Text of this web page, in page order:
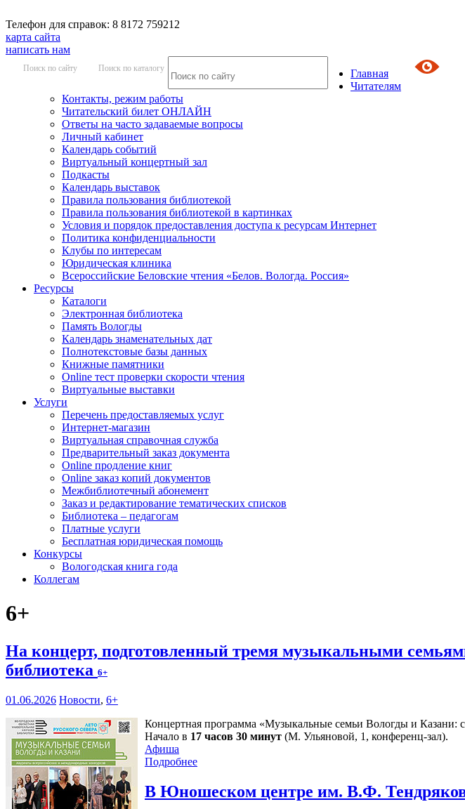
Телефон для справок: 8 8172 759212
карта сайта
написать нам
Поиск по сайту Поиск по каталогу
Главная
Читателям
Контакты, режим работы
Читательский билет ОНЛАЙН
Ответы на часто задаваемые вопросы
Личный кабинет
Календарь событий
Виртуальный концертный зал
Подкасты
Календарь выставок
Правила пользования библиотекой
Правила пользования библиотекой в картинках
Условия и порядок предоставления доступа к ресурсам Интернет
Политика конфиденциальности
Клубы по интересам
Юридическая клиника
Всероссийские Беловские чтения «Белов. Вологда. Россия»
Ресурсы
Каталоги
Электронная библиотека
Память Вологды
Календарь знаменательных дат
Полнотекстовые базы данных
Книжные памятники
Online тест проверки скорости чтения
Виртуальные выставки
Услуги
Перечень предоставляемых услуг
Интернет-магазин
Виртуальная справочная служба
Предварительный заказ документа
Online продление книг
Online заказ копий документов
Межбиблиотечный абонемент
Заказ и редактирование тематических списков
Библиотека – педагогам
Платные услуги
Бесплатная юридическая помощь
Конкурсы
Вологодская книга года
Коллегам
6+
На концерт, подготовленный тремя музыкальными
библиотека 6+
01.06.2026 Новости, 6+
Концертная программа «Музыкальные семьи Вологды и Казани:
Начало в 17 часов 30 минут (М. Ульяновой, 1, конференц-зал).
Афиша
Подробнее
В Юношеском центре им. В.Ф.